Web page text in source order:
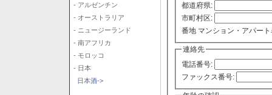
- アルゼンチン
- オーストラリア
- ニュージーランド
- 南アフリカ
- モロッコ
- 日本
日本酒->
都道府県:
市町村区:
番地 マンション・アパート
連絡先
電話番号:
ファックス番号: